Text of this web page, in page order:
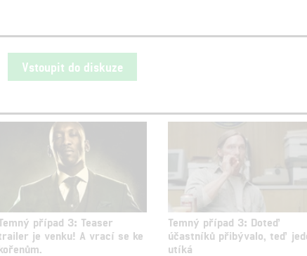
Vstoupit do diskuze
případ 3: Teaser
je venku! A vrací se ke
Temný případ 3: Doteď
účastníků přibývalo, teď
utíká